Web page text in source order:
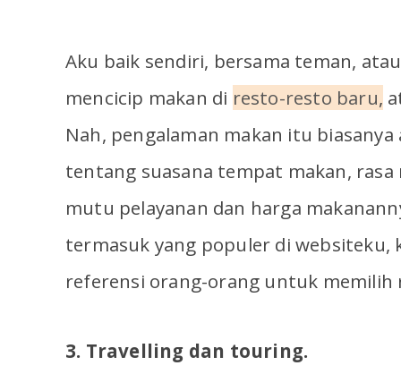
Aku baik sendiri, bersama teman,
mencicip makan di resto-resto baru,
Nah, pengalaman makan itu
tentang suasana tempat makan, rasa
mutu pelayanan dan harga
termasuk yang populer di websiteku,
referensi orang-orang untuk memilih
3. Travelling dan touring.